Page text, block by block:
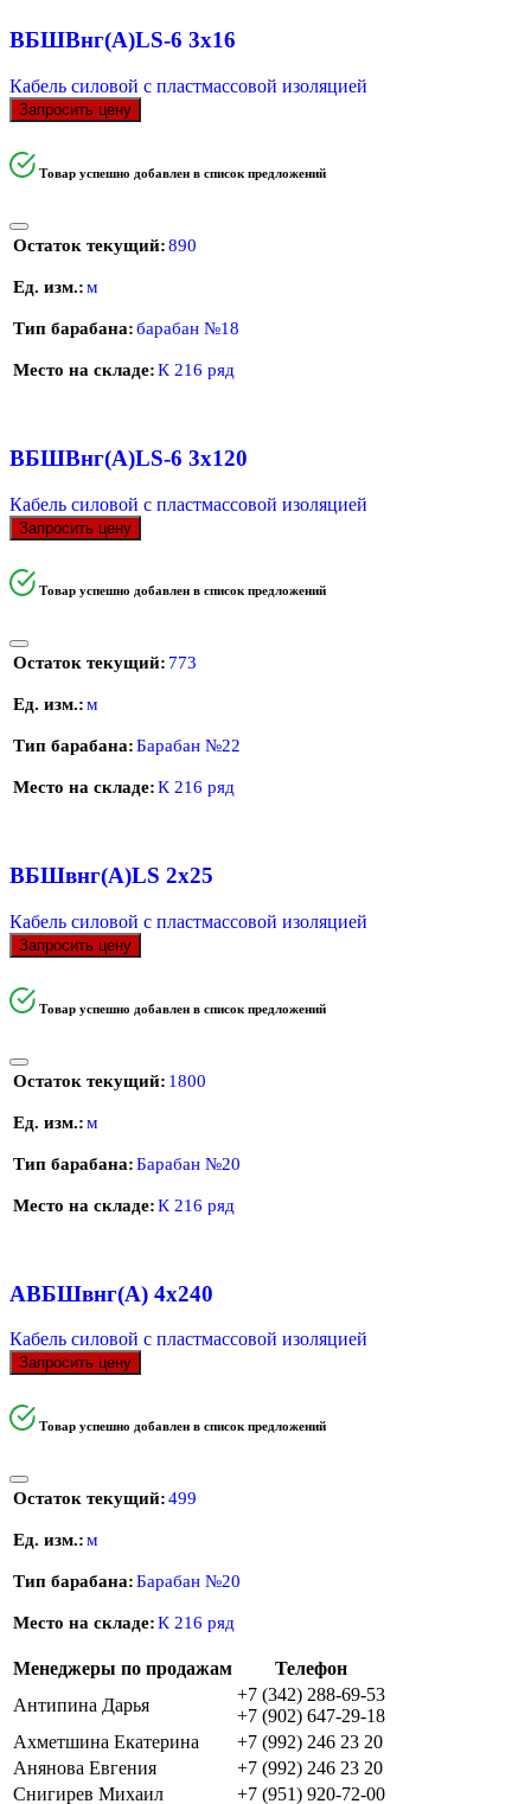
ВБШВнг(А)LS-6 3х16
Кабель силовой с пластмассовой изоляцией
Запросить цену
Товар успешно добавлен в список предложений
Остаток текущий 890
Ед. изм. м
Тип барабана барабан №18
Место на складе К 216 ряд
ВБШВнг(А)LS-6 3х120
Кабель силовой с пластмассовой изоляцией
Запросить цену
Товар успешно добавлен в список предложений
Остаток текущий 773
Ед. изм. м
Тип барабана Барабан №22
Место на складе К 216 ряд
ВБШвнг(А)LS 2х25
Кабель силовой с пластмассовой изоляцией
Запросить цену
Товар успешно добавлен в список предложений
Остаток текущий 1800
Ед. изм. м
Тип барабана Барабан №20
Место на складе К 216 ряд
АВБШвнг(А) 4х240
Кабель силовой с пластмассовой изоляцией
Запросить цену
Товар успешно добавлен в список предложений
Остаток текущий 499
Ед. изм. м
Тип барабана Барабан №20
Место на складе К 216 ряд
Менеджеры по продажам
Телефон
Антипина Дарья
+7 (342) 288-69-53
+7 (902) 647-29-18
Ахметшина Екатерина
+7 (992) 246 23 20
Анянова Евгения
+7 (992) 246 23 20
Снигирев Михаил
+7 (951) 920-72-00